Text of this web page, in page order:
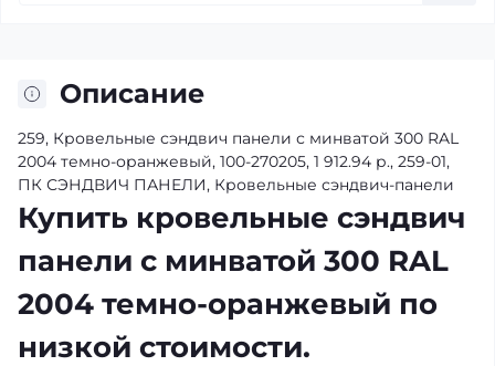
Описание
259, Кровельные сэндвич панели с минватой 300 RAL
2004 темно-оранжевый, 100-270205, 1 912.94 р., 259-01,
ПК СЭНДВИЧ ПАНЕЛИ, Кровельные сэндвич-панели
Купить кровельные сэндвич
панели с минватой 300 RAL
2004 темно-оранжевый по
низкой стоимости.